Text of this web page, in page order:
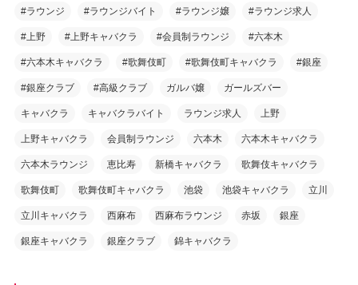
#ラウンジ #ラウンジバイト #ラウンジ嬢 #ラウンジ求人
#上野 #上野キャバクラ #会員制ラウンジ #六本木
#六本木キャバクラ #歌舞伎町 #歌舞伎町キャバクラ #銀座
#銀座クラブ #高級クラブ ガルバ嬢 ガールズバー
キャバクラ キャバクラバイト ラウンジ求人 上野
上野キャバクラ 会員制ラウンジ 六本木 六本木キャバクラ
六本木ラウンジ 恵比寿 新橋キャバクラ 歌舞伎キャバクラ
歌舞伎町 歌舞伎町キャバクラ 池袋 池袋キャバクラ 立川
立川キャバクラ 西麻布 西麻布ラウンジ 赤坂 銀座
銀座キャバクラ 銀座クラブ 錦キャバクラ